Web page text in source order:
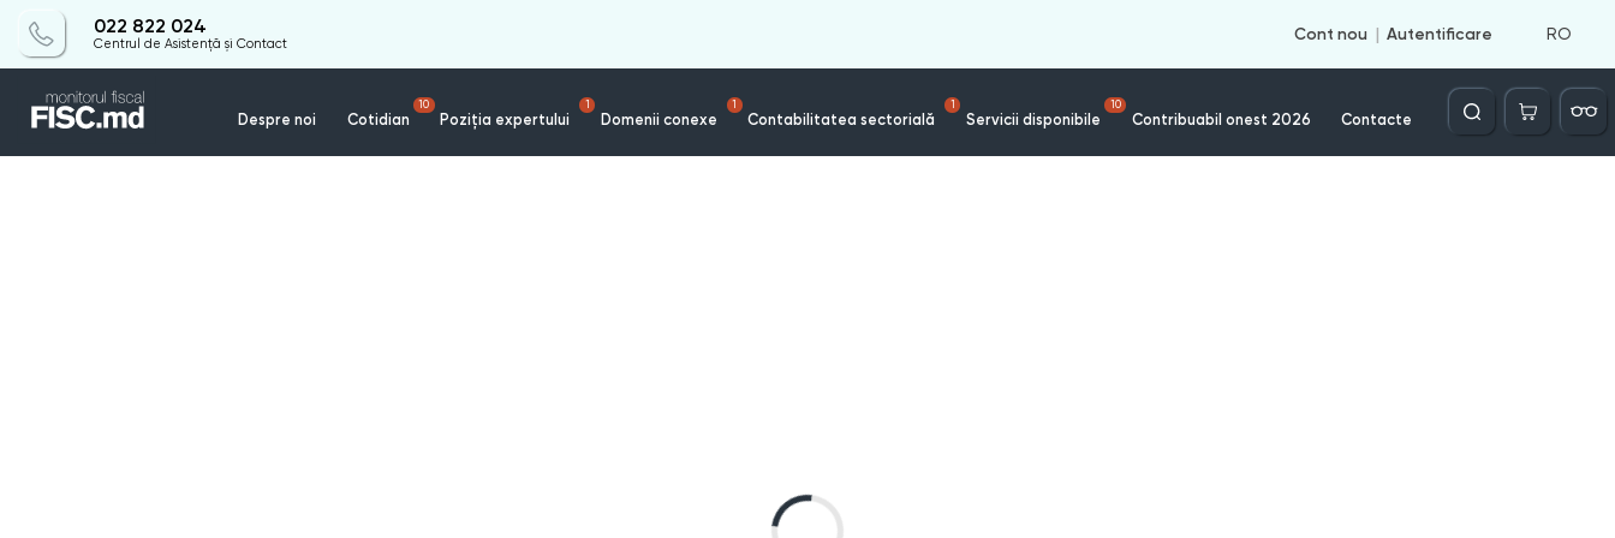
022 822 024
Centrul de Asistență și Contact
Cont nou Autentificare RO
Despre noi Cotidian
10
Poziția expertului
1
Domenii conexe
1
Contabilitatea sectorială
1
Servicii disponibile
10
Contribuabil onest 2026 Contacte
Căutare